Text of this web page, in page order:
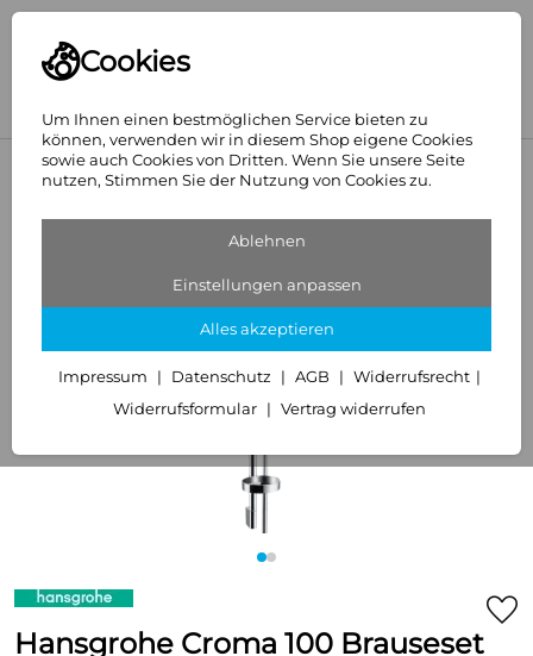
Cookies
Um Ihnen einen bestmöglichen Service bieten zu
können, verwenden wir in diesem Shop eigene Cookies
sowie auch Cookies von Dritten. Wenn Sie unsere Seite
nutzen, Stimmen Sie der Nutzung von Cookies zu.
Ablehnen
Einstellungen anpassen
Alles akzeptieren
Impressum Datenschutz AGB
Widerrufsrecht
Widerrufsformular
Vertrag widerrufen
Hansgrohe
Hansgrohe Croma 100 Brauseset